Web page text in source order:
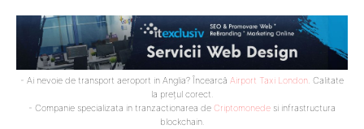
- Ai nevoie de transport aeroport in Anglia? Încearcă Airport Taxi London. Calitate
la prețul corect.
- Companie specializata in tranzactionarea de Criptomonede si infrastructura
blockchain.